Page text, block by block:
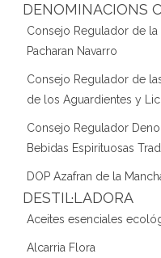
DENOMINACIONS
Consejo Regulador de
Pacharan Navarro
Consejo Regulador de
de los Aguardientes y
Consejo Regulador
Bebidas Espirituosas
DOP Azafran de la
DESTIL·LADORA
Aceites esenciales
Alcarria Flora